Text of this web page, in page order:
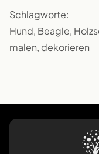
Schlagworte:
Hund, Beagle,
malen, dekorieren